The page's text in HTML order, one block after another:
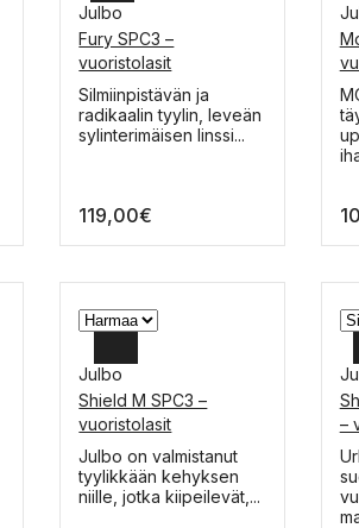
Julbo
Fury SPC3 –
vuoristolasit
Tällä
tuotteella
on
tehdä
Silmiinpistävän ja
radikaalin tyylin, leveän
sylinterimäisen linssi...
119,00€
on
Julbo
Shield M SPC3 –
vuoristolasit
Tällä
tuotteella
on
Julbo on valmistanut
tyylikkään kehyksen
niille, jotka kiipeilevät,...
–
on